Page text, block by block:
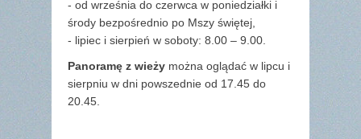
- od września do czerwca w poniedziałki i
środy bezpośrednio po Mszy świętej,
- lipiec i sierpień w soboty: 8.00 – 9.00.
Panoramę z wieży można oglądać w lipcu i
sierpniu w dni powszednie od 17.45 do
20.45.